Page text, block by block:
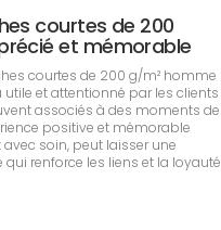
courtes de 200
et mémorable
courtes de 200 g/m² homme
et attentionné par les clients
associés à des moments de
positive et mémorable
soin, peut laisser une
renforce les liens et la loyauté